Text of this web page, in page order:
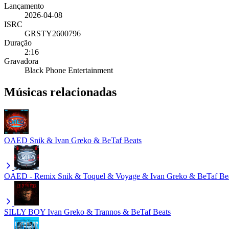
Lançamento
2026-04-08
ISRC
GRSTY2600796
Duração
2:16
Gravadora
Black Phone Entertainment
Músicas relacionadas
OAED Snik & Ivan Greko & BeTaf Beats
OAED - Remix Snik & Toquel & Voyage & Ivan Greko & BeTaf
SILLY BOY Ivan Greko & Trannos & BeTaf Beats